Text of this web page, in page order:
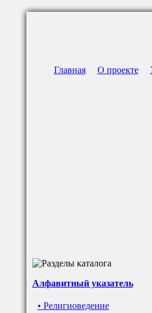
Главная О проекте
Алфавитный указатель
• Религиоведение